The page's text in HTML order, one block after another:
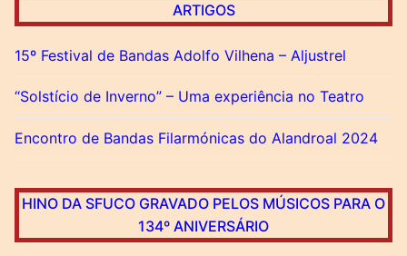
ARTIGOS
15º Festival de Bandas Adolfo Vilhena – Aljustrel
“Solstício de Inverno” – Uma experiência no Teatro
Encontro de Bandas Filarmónicas do Alandroal 2024
HINO DA SFUCO GRAVADO PELOS MÚSICOS PARA O
134º ANIVERSÁRIO